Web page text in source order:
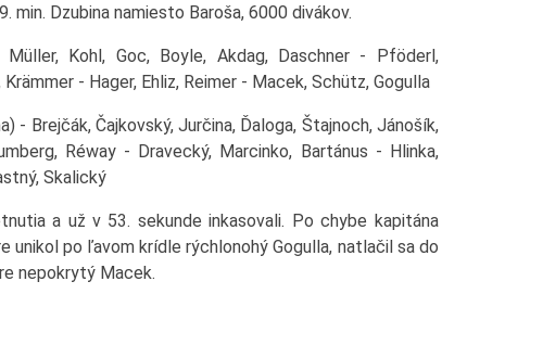
min. Dzubina namiesto Baroša, 6000 divákov.
Kohl, Goc, Boyle, Akdag, Daschner - Pföderl,
- Hager, Ehliz, Reimer - Macek, Schütz, Gogulla
- Brejčák, Čajkovský, Jurčina, Ďaloga, Štajnoch, Jánošík,
Réway - Dravecký, Marcinko, Bartánus - Hlinka,
Skalický
a už v 53. sekunde inkasovali. Po chybe kapitána
unikol po ľavom krídle rýchlonohý Gogulla, natlačil sa do
nepokrytý Macek.